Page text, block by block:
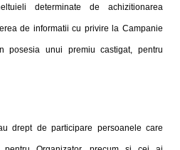
determinate de achizitionarea
de informatii cu privire la Campanie
posesia unui premiu castigat, pentru
drept de participare persoanele care